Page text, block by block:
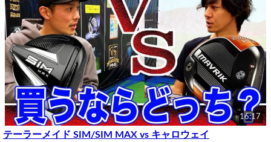
16:17
テーラーメイド SIM/SIM MAX vs キャロウェイ